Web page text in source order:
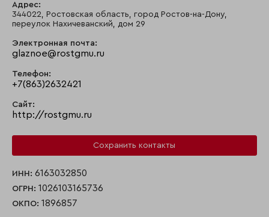
Адрес:
344022, Ростовская область, город Ростов-на-Дону,
переулок Нахичеванский, дом 29
Электронная почта:
glaznoe@rostgmu.ru
Телефон:
+7(863)2632421
Сайт:
http://rostgmu.ru
Сохранить контакты
ИНН: 6163032850
ОГРН: 1026103165736
ОКПО: 1896857